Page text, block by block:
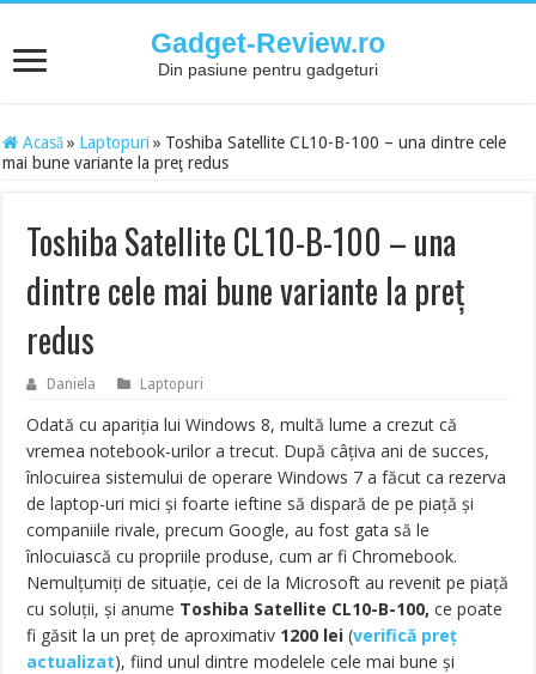
Gadget-Review.ro
Din pasiune pentru gadgeturi
Acasă » Laptopuri » Toshiba Satellite CL10-B-100 – una dintre cele
mai bune variante la preţ redus
Toshiba Satellite CL10-B-100 – una
dintre cele mai bune variante la preţ
redus
Daniela Laptopuri
Odată cu apariţia lui Windows 8, multă lume a crezut că
vremea notebook-urilor a trecut. După câţiva ani de succes,
înlocuirea sistemului de operare Windows 7 a făcut ca rezerva
de laptop-uri mici şi foarte ieftine să dispară de pe piaţă şi
companiile rivale, precum Google, au fost gata să le
înlocuiască cu propriile produse, cum ar fi Chromebook.
Nemulţumiţi de situaţie, cei de la Microsoft au revenit pe piaţă
cu soluţii, și anume Toshiba Satellite CL10-B-100, ce poate
fi găsit la un preț de aproximativ 1200 lei (verifică preț
actualizat),fiind unul dintre modelele cele mai bune şi